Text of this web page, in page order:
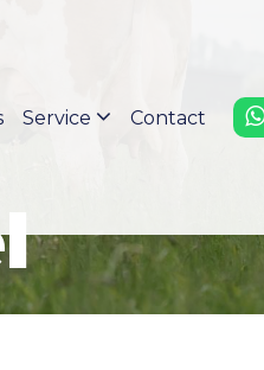
Service Contact